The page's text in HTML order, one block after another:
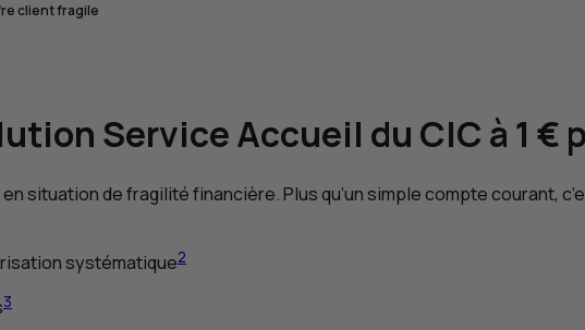
client fragile
Service Accueil du CIC à 1 €
situation de fragilité financière. Plus qu’un simple compte courant,
systématique2
3